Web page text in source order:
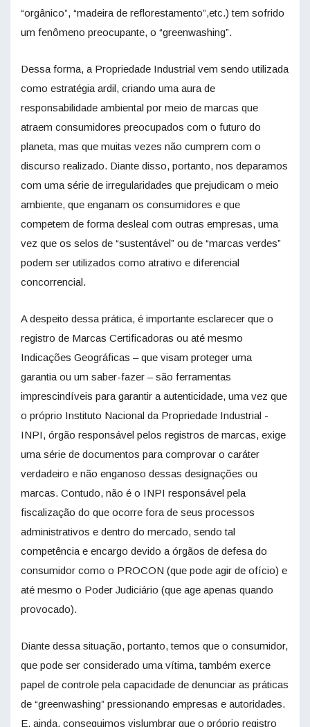
“orgânico”, “madeira de reflorestamento”,etc.) tem sofrido
um fenômeno preocupante, o “greenwashing”.
Dessa forma, a Propriedade Industrial vem sendo utilizada
como estratégia ardil, criando uma aura de
responsabilidade ambiental por meio de marcas que
atraem consumidores preocupados com o futuro do
planeta, mas que muitas vezes não cumprem com o
discurso realizado. Diante disso, portanto, nos deparamos
com uma série de irregularidades que prejudicam o meio
ambiente, que enganam os consumidores e que
competem de forma desleal com outras empresas, uma
vez que os selos de “sustentável” ou de “marcas verdes”
podem ser utilizados como atrativo e diferencial
concorrencial.
A despeito dessa prática, é importante esclarecer que o
registro de Marcas Certificadoras ou até mesmo
Indicações Geográficas – que visam proteger uma
garantia ou um saber-fazer – são ferramentas
imprescindíveis para garantir a autenticidade, uma vez que
o próprio Instituto Nacional da Propriedade Industrial -
INPI, órgão responsável pelos registros de marcas, exige
uma série de documentos para comprovar o caráter
verdadeiro e não enganoso dessas designações ou
marcas. Contudo, não é o INPI responsável pela
fiscalização do que ocorre fora de seus processos
administrativos e dentro do mercado, sendo tal
competência e encargo devido a órgãos de defesa do
consumidor como o PROCON (que pode agir de ofício) e
até mesmo o Poder Judiciário (que age apenas quando
provocado).
Diante dessa situação, portanto, temos que o consumidor,
que pode ser considerado uma vítima, também exerce
papel de controle pela capacidade de denunciar as práticas
de “greenwashing” pressionando empresas e autoridades.
E, ainda, conseguimos vislumbrar que o próprio registro